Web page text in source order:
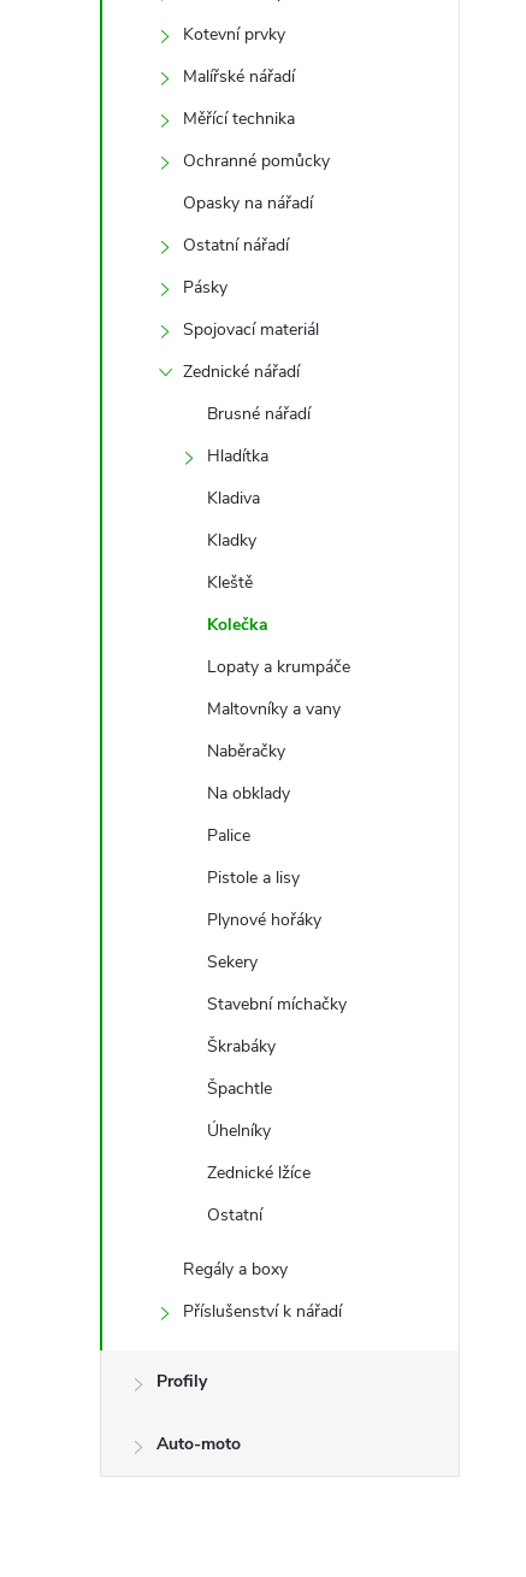
Kotevní prvky
Malířské nářadí
Měřící technika
Ochranné pomůcky
Opasky na nářadí
Ostatní nářadí
Pásky
Spojovací materiál
Zednické nářadí
Brusné nářadí
Hladítka
Kladiva
Kladky
Kleště
Kolečka
Lopaty a krumpáče
Maltovníky a vany
Naběračky
Na obklady
Palice
Pistole a lisy
Plynové hořáky
Sekery
Stavební míchačky
Škrabáky
Špachtle
Úhelníky
Zednické lžíce
Ostatní
Regály a boxy
Příslušenství k nářadí
Profily
Auto-moto